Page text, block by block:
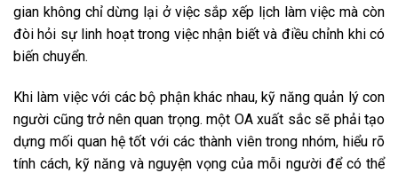
gian không chỉ dừng lại ở việc sắp xếp lịch làm việc mà còn
đòi hỏi sự linh hoạt trong việc nhận biết và điều chỉnh khi có
biến chuyển.
Khi làm việc với các bộ phận khác nhau, kỹ năng quản lý con
người cũng trở nên quan trọng. một OA xuất sắc sẽ phải tạo
dựng mối quan hệ tốt với các thành viên trong nhóm, hiểu rõ
tính cách, kỹ năng và nguyện vọng của mỗi người để có thể